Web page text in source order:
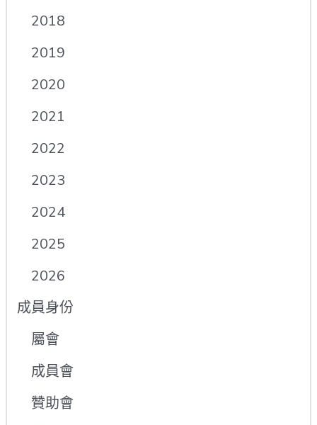
2018
2019
2020
2021
2022
2023
2024
2025
2026
成員身份
屬會
成員會
贊助會